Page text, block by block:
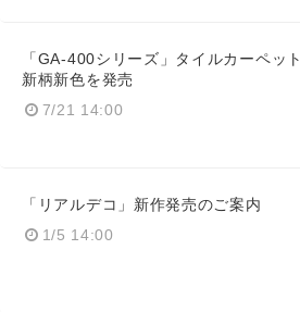
「GA-400シリーズ」タイルカーペット
新柄新色を発売
7/21 14:00
「リアルデコ」新作発売のご案内
1/5 14:00